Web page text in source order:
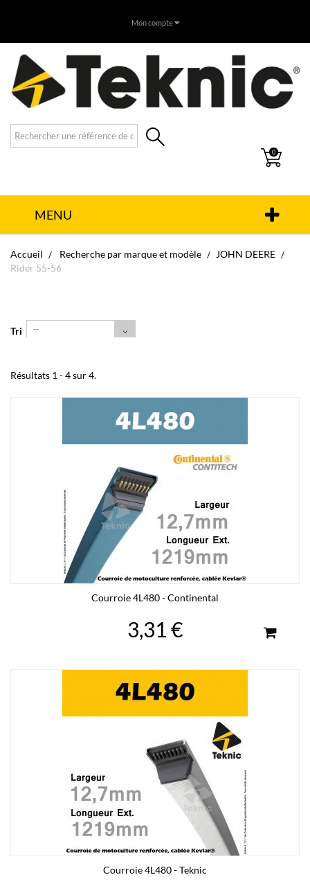
Mon compte
0
MENU
Accueil Recherche par marque et modèle
JOHN DEERE
Rider 55-56
Tri --
Résultats 1 - 4 sur 4.
Courroie 4L480 - Continental
3,31 €
Courroie 4L480 - Teknic